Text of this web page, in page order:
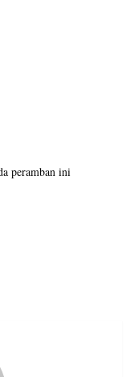
peramban ini